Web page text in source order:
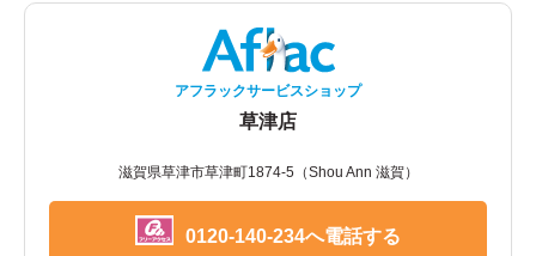
アフラックサービスショップ
草津店
滋賀県草津市草津町1874-5（Shou Ann 滋賀）
0120-140-234へ電話する